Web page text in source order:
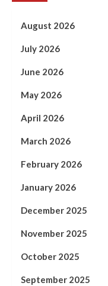
August 2026
July 2026
June 2026
May 2026
April 2026
March 2026
February 2026
January 2026
December 2025
November 2025
October 2025
September 2025